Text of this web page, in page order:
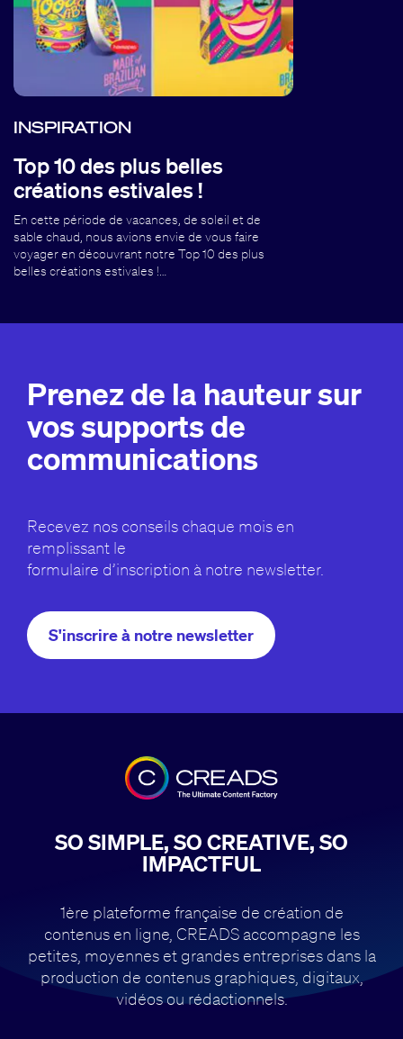
INSPIRATION
Top 10 des plus belles
créations estivales !
En cette période de vacances, de soleil et de
sable chaud, nous avions envie de vous faire
voyager en découvrant notre Top 10 des plus
belles créations estivales !…
Prenez de la hauteur sur
vos supports de
communications
Recevez nos conseils chaque mois en
remplissant le
formulaire d’inscription à notre newsletter.
S'inscrire à notre newsletter
SO SIMPLE, SO CREATIVE, SO
IMPACTFUL
1ère plateforme française de création de
contenus en ligne, CREADS accompagne les
petites, moyennes et grandes entreprises dans la
production de contenus graphiques, digitaux,
vidéos ou rédactionnels.